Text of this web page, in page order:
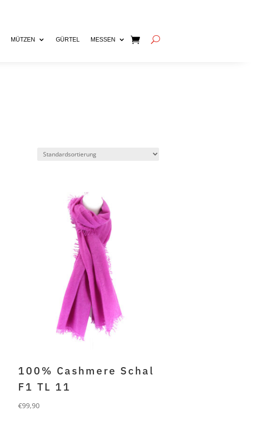
MÜTZEN GÜRTEL MESSEN
100% Cashmere Schal
F1 TL 11
€99,90